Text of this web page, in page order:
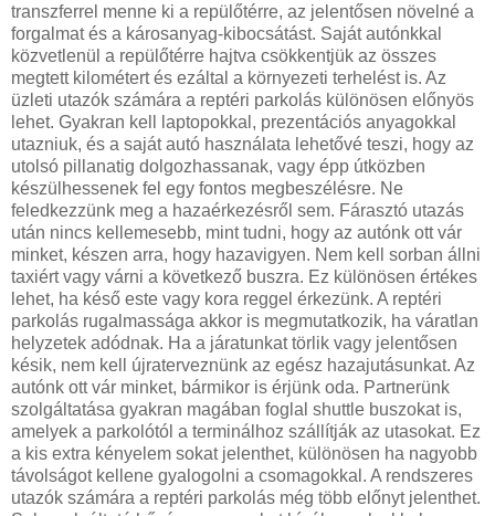
transzferrel menne ki a repülőtérre, az jelentősen növelné a
forgalmat és a károsanyag-kibocsátást. Saját autónkkal
közvetlenül a repülőtérre hajtva csökkentjük az összes
megtett kilométert és ezáltal a környezeti terhelést is. Az
üzleti utazók számára a reptéri parkolás különösen előnyös
lehet. Gyakran kell laptopokkal, prezentációs anyagokkal
utazniuk, és a saját autó használata lehetővé teszi, hogy az
utolsó pillanatig dolgozhassanak, vagy épp útközben
készülhessenek fel egy fontos megbeszélésre. Ne
feledkezzünk meg a hazaérkezésről sem. Fárasztó utazás
után nincs kellemesebb, mint tudni, hogy az autónk ott vár
minket, készen arra, hogy hazavigyen. Nem kell sorban állni
taxiért vagy várni a következő buszra. Ez különösen értékes
lehet, ha késő este vagy kora reggel érkezünk. A reptéri
parkolás rugalmassága akkor is megmutatkozik, ha váratlan
helyzetek adódnak. Ha a járatunkat törlik vagy jelentősen
késik, nem kell újraterveznünk az egész hazajutásunkat. Az
autónk ott vár minket, bármikor is érjünk oda. Partnerünk
szolgáltatása gyakran magában foglal shuttle buszokat is,
amelyek a parkolótól a terminálhoz szállítják az utasokat. Ez
a kis extra kényelem sokat jelenthet, különösen ha nagyobb
távolságot kellene gyalogolni a csomagokkal. A rendszeres
utazók számára a reptéri parkolás még több előnyt jelenthet.